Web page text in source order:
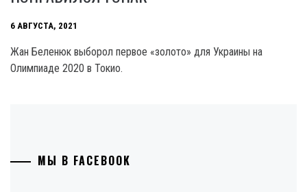
6 АВГУСТА, 2021
Жан Беленюк выборол первое «золото» для Украины на
Олимпиаде 2020 в Токио.
МЫ В FACEBOOK